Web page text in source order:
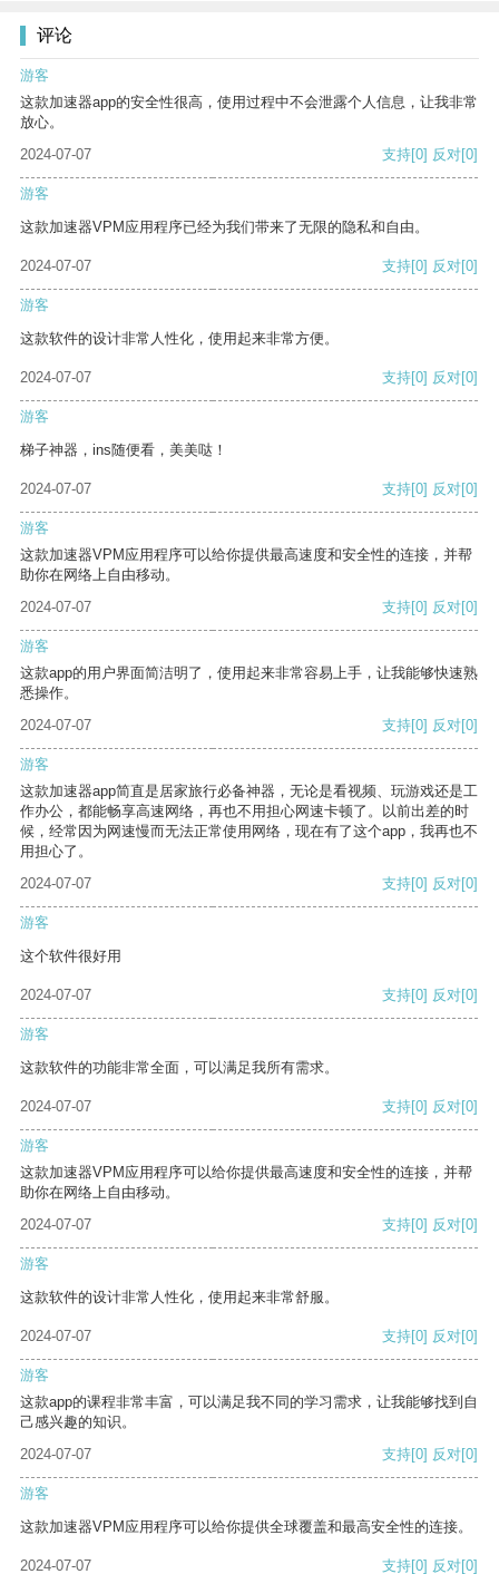
评论
游客
这款加速器app的安全性很高，使用过程中不会泄露个人信息，让我非常
放心。
2024-07-07
支持[0] 反对[0]
游客
这款加速器VPM应用程序已经为我们带来了无限的隐私和自由。
2024-07-07 支持[0] 反对[0]
游客
这款软件的设计非常人性化，使用起来非常方便。
2024-07-07 支持[0] 反对[0]
游客
梯子神器，ins随便看，美美哒！
2024-07-07 支持[0] 反对[0]
游客
这款加速器VPM应用程序可以给你提供最高速度和安全性的连接，并帮
助你在网络上自由移动。
2024-07-07
支持[0] 反对[0]
游客
这款app的用户界面简洁明了，使用起来非常容易上手，让我能够快速熟
悉操作。
2024-07-07
支持[0] 反对[0]
游客
这款加速器app简直是居家旅行必备神器，无论是看视频、玩游戏还是工
作办公，都能畅享高速网络，再也不用担心网速卡顿了。以前出差的时
候，经常因为网速慢而无法正常使用网络，现在有了这个app，我再也不
用担心了。
2024-07-07
支持[0] 反对[0]
游客
这个软件很好用
2024-07-07 支持[0] 反对[0]
游客
这款软件的功能非常全面，可以满足我所有需求。
2024-07-07 支持[0] 反对[0]
游客
这款加速器VPM应用程序可以给你提供最高速度和安全性的连接，并帮
助你在网络上自由移动。
2024-07-07
支持[0] 反对[0]
游客
这款软件的设计非常人性化，使用起来非常舒服。
2024-07-07 支持[0] 反对[0]
游客
这款app的课程非常丰富，可以满足我不同的学习需求，让我能够找到自
己感兴趣的知识。
2024-07-07
支持[0] 反对[0]
游客
这款加速器VPM应用程序可以给你提供全球覆盖和最高安全性的连接。
2024-07-07 支持[0] 反对[0]